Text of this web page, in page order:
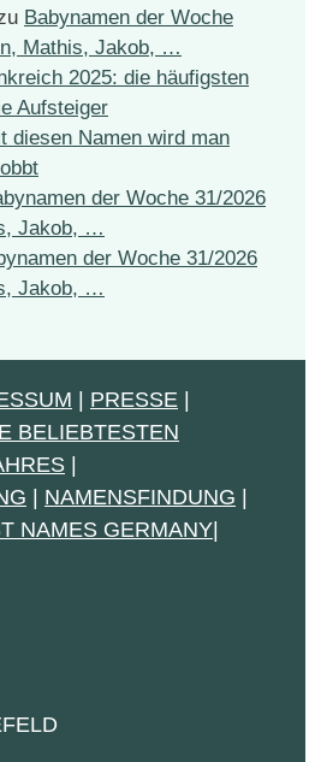
Babynamen der Woche
Mathis, Jakob, …
2025: die häufigsten
Aufsteiger
diesen Namen wird man
der Woche 31/2026
Jakob, …
der Woche 31/2026
Jakob, …
| PRESSE |
BELIEBTESTEN
|
| NAMENSFINDUNG |
NAMES GERMANY|